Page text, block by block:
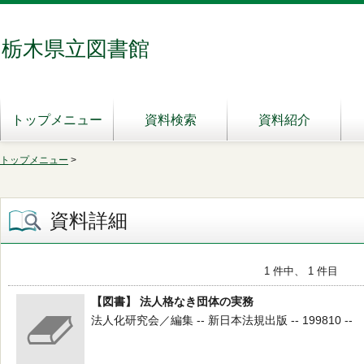
栃木県立図書館
トップメニュー 資料検索 資料紹介
トップメニュー >
資料詳細
1 件中、 1 件目
【図書】 法人格なき団体の実務
法人化研究会／編集 -- 新日本法規出版 -- 199810 --